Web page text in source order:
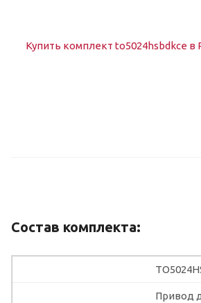
Состав комплекта:
Привод